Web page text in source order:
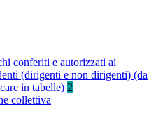
conferiti e autorizzati ai
(dirigenti e non dirigenti) (da
in tabelle) 2
collettiva